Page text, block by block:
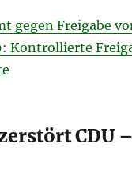
gegen Freigabe
Kontrollierte
CDU